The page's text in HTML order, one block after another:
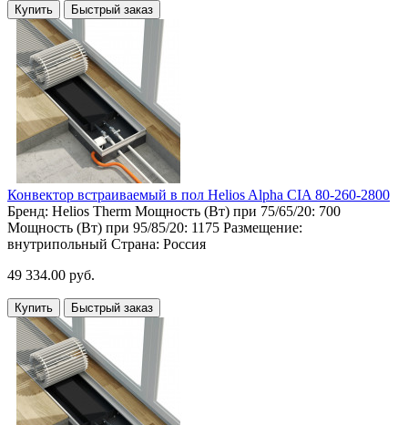
Купить Быстрый заказ
Конвектор встраиваемый в пол Helios Alpha CIA 80-260-2800
Бренд: Helios Therm Мощность (Вт) при 75/65/20: 700
Мощность (Вт) при 95/85/20: 1175 Размещение:
внутрипольный Страна: Россия
49 334.00 руб.
Купить Быстрый заказ